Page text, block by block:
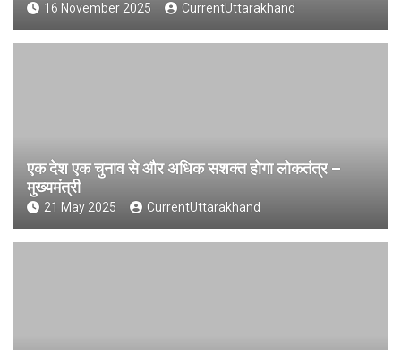
16 November 2025 CurrentUttarakhand
एक देश एक चुनाव से और अधिक सशक्त होगा लोकतंत्र –
मुख्यमंत्री
21 May 2025 CurrentUttarakhand